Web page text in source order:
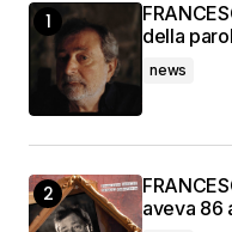
della
news
aveva 86